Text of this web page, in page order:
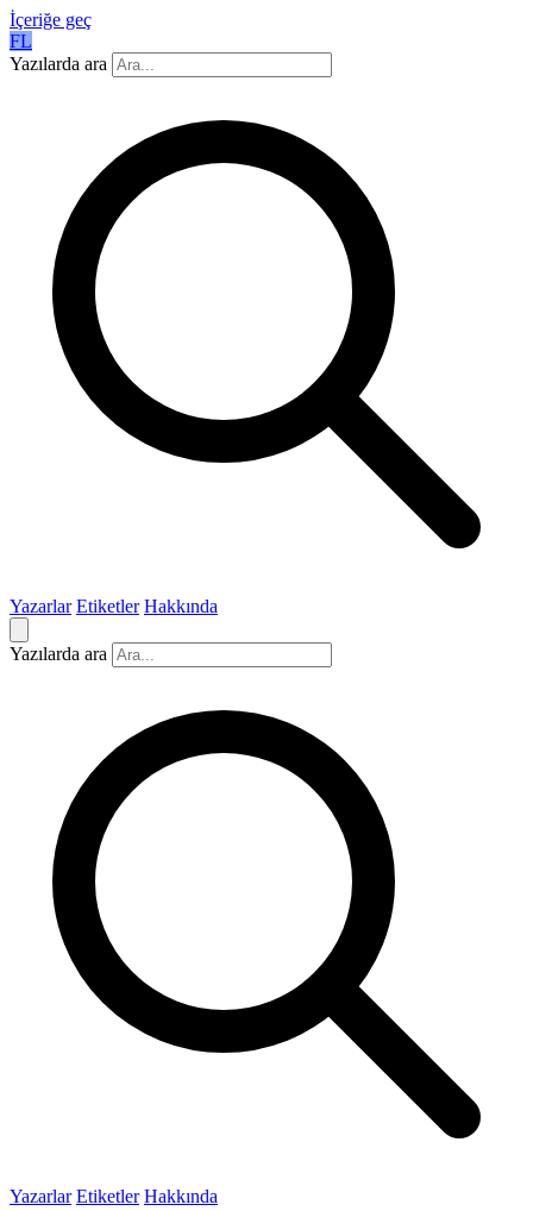
İçeriğe geç
FL
Yazılarda ara
Yazarlar Etiketler Hakkında
Yazılarda ara
Yazarlar Etiketler Hakkında